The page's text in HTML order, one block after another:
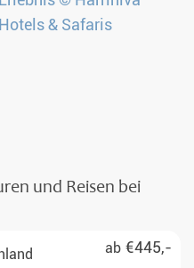
und Reisen bei
ab €445,-